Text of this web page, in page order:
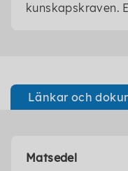
kunskapskraven.
Länkar och
Matsedel